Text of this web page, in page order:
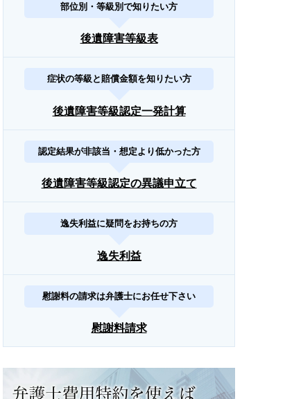
部位別・等級別で知りたい方
後遺障害等級表
症状の等級と賠償金額を知りたい方
後遺障害等級認定一発計算
認定結果が非該当・想定より低かった方
後遺障害等級認定の異議申立て
逸失利益に疑問をお持ちの方
逸失利益
慰謝料の請求は弁護士にお任せ下さい
慰謝料請求